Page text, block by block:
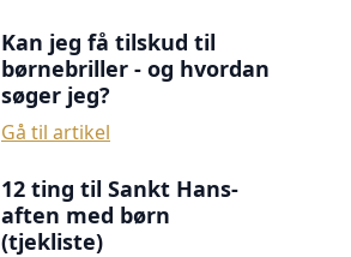
Kan jeg få tilskud til
børnebriller - og hvordan
søger jeg?
Gå til artikel
12 ting til Sankt Hans-
aften med børn
(tjekliste)